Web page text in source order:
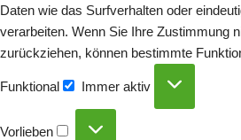
Daten wie das Surfverhalten oder
verarbeiten. Wenn Sie Ihre Zustimmung
zurückziehen, können bestimmte
Funktional Immer aktiv
Vorlieben